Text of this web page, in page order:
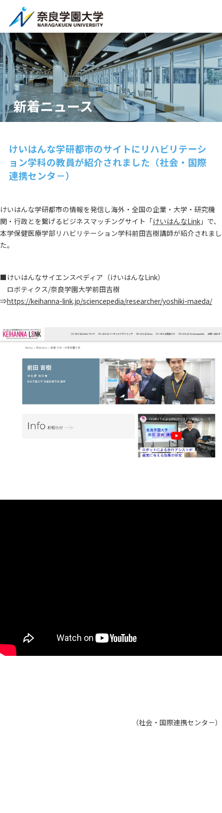
新着ニュース
けいはんな学研都市のサイトにリハビリテーシ
ョン学科の教員が紹介されました（社会・国際
連携センタ－）
けいはんな学研都市の情報を発信し海外・全国の企業・大学・研究機
関・行政とを繋げるビジネスマッチングサイト「けいはんなLink 」で、
本学保健医療学部リハビリテーション学科前田吉樹講師が紹介されまし
た。
■けいはんなサイエンスペディア（けいはんなLink）
ロボティクス/奈良学園大学前田吉樹
⇒https://keihanna-link.jp/sciencepedia/researcher/yoshiki-maeda/
（社会・国際連携センタ－）